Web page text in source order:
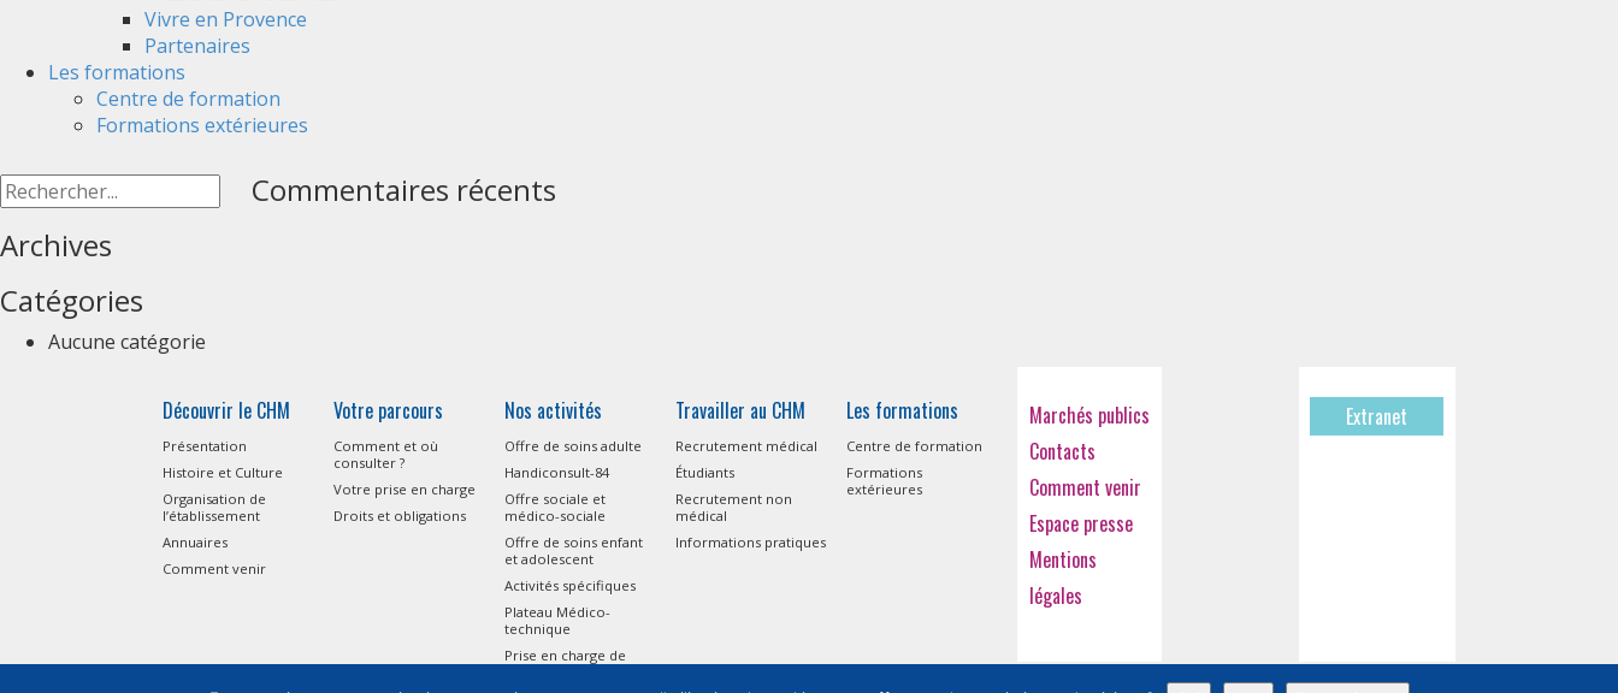
Vivre en Provence
Partenaires
Les formations
Centre de formation
Formations extérieures
Commentaires récents
Archives
Catégories
Aucune catégorie
Découvrir le CHM
Présentation
Histoire et Culture
Organisation de
l’établissement
Annuaires
Comment venir
Votre parcours
Comment et où
consulter ?
Votre prise en charge
Droits et obligations
Nos activités
Offre de soins adulte
Handiconsult-84
Offre sociale et
médico-sociale
Offre de soins enfant
et adolescent
Activités spécifiques
Plateau Médico-
technique
Prise en charge de
Travailler au CHM
Recrutement médical
Étudiants
Recrutement non
médical
Informations pratiques
Les formations
Centre de formation
Formations
extérieures
Marchés publics
Contacts
Comment venir
Espace presse
Mentions
légales
Extranet